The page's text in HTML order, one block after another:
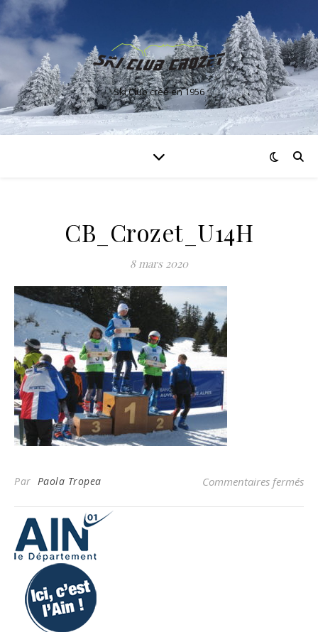
Ski Club créé en 1956
CB_Crozet_U14H
8 mars 2020
Par Paola Tropea Commentaires fermés